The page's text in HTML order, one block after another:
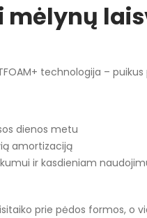
mėlynų
technologija –
dienos metu
amortizaciją
ir kasdieniam
prie pėdos formos, o